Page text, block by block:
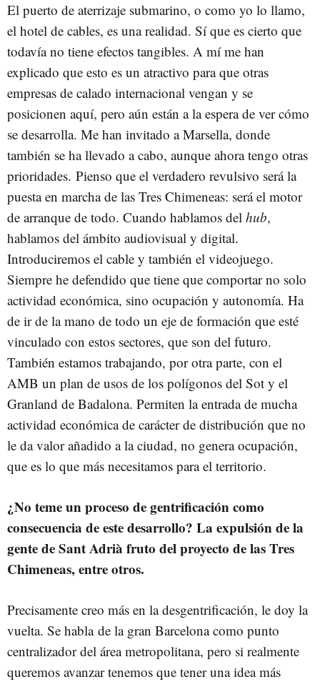
El puerto de aterrizaje submarino, o como yo lo llamo,
el hotel de cables, es una realidad. Sí que es cierto que
todavía no tiene efectos tangibles. A mí me han
explicado que esto es un atractivo para que otras
empresas de calado internacional vengan y se
posicionen aquí, pero aún están a la espera de ver cómo
se desarrolla. Me han invitado a Marsella, donde
también se ha llevado a cabo, aunque ahora tengo otras
prioridades. Pienso que el verdadero revulsivo será la
puesta en marcha de las Tres Chimeneas: será el motor
de arranque de todo. Cuando hablamos del hub,
hablamos del ámbito audiovisual y digital.
Introduciremos el cable y también el videojuego.
Siempre he defendido que tiene que comportar no solo
actividad económica, sino ocupación y autonomía. Ha
de ir de la mano de todo un eje de formación que esté
vinculado con estos sectores, que son del futuro.
También estamos trabajando, por otra parte, con el
AMB un plan de usos de los polígonos del Sot y el
Granland de Badalona. Permiten la entrada de mucha
actividad económica de carácter de distribución que no
le da valor añadido a la ciudad, no genera ocupación,
que es lo que más necesitamos para el territorio.
¿No teme un proceso de gentrificación como
consecuencia de este desarrollo? La expulsión de la
gente de Sant Adrià fruto del proyecto de las Tres
Chimeneas, entre otros.
Precisamente creo más en la desgentrificación, le doy la
vuelta. Se habla de la gran Barcelona como punto
centralizador del área metropolitana, pero si realmente
queremos avanzar tenemos que tener una idea más